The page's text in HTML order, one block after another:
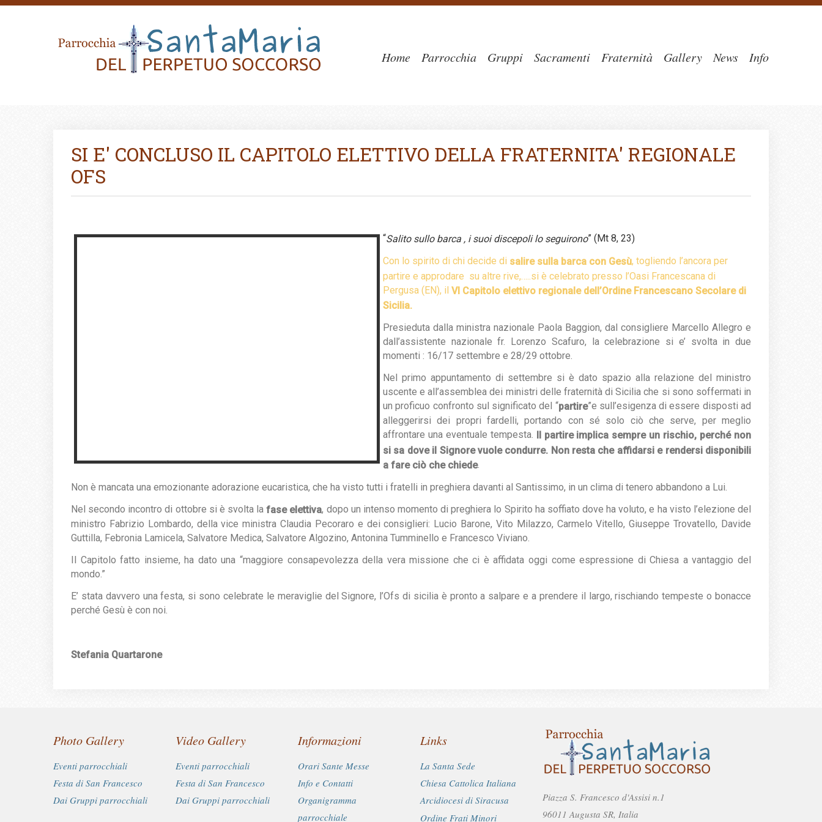
Home Parrocchia Gruppi Sacramenti Fraternità Gallery News Info
SI E' CONCLUSO IL CAPITOLO ELETTIVO DELLA FRATERNITA' REGIONALE
OFS
“Salito sullo barca , i suoi discepoli lo seguirono” (Mt 8, 23)
Con lo spirito di chi decide di salire sulla barca con Gesù, togliendo l’ancora per
partire e approdare su altre rive,…..si è celebrato presso l’Oasi Francescana di
Pergusa (EN), il VI Capitolo elettivo regionale dell’Ordine Francescano Secolare di
Sicilia.
Presieduta dalla ministra nazionale Paola Baggion, dal consigliere Marcello Allegro e
dall’assistente nazionale fr. Lorenzo Scafuro, la celebrazione si e’ svolta in due
momenti : 16/17 settembre e 28/29 ottobre.
Nel primo appuntamento di settembre si è dato spazio alla relazione del ministro
uscente e all’assemblea dei ministri delle fraternità di Sicilia che si sono soffermati in
un proficuo confronto sul significato del “partire”e sull’esigenza di essere disposti ad
alleggerirsi dei propri fardelli, portando con sé solo ciò che serve, per meglio
affrontare una eventuale tempesta.
Il partire implica sempre un rischio, perché non
si sa dove il Signore vuole condurre. Non resta che affidarsi e rendersi disponibili
a fare ciò che chiede.
Non è mancata una emozionante adorazione eucaristica, che ha visto tutti i fratelli in preghiera davanti al Santissimo, in un clima di tenero abbandono a Lui.
Nel secondo incontro di ottobre si è svolta lafase elettiva, dopo un intenso momento di preghiera lo Spirito ha soffiato dove ha voluto, e ha visto l’elezione del
ministro Fabrizio Lombardo, della vice ministra Claudia Pecoraro e dei consiglieri: Lucio Barone, Vito Milazzo, Carmelo Vitello, Giuseppe Trovatello, Davide
Guttilla, Febronia Lamicela, Salvatore Medica, Salvatore Algozino, Antonina Tumminello e Francesco Viviano.
Il Capitolo fatto insieme, ha dato una “maggiore consapevolezza della vera missione che ci è affidata oggi come espressione di Chiesa a vantaggio del
mondo.”
E’ stata davvero una festa, si sono celebrate le meraviglie del Signore, l’Ofs di sicilia è pronto a salpare e a prendere il largo, rischiando tempeste o bonacce
perché Gesù è con noi.
Stefania Quartarone
Photo Gallery
Eventi parrocchiali
Festa di San Francesco
Dai Gruppi parrocchiali
Video Gallery
Eventi parrocchiali
Festa di San Francesco
Dai Gruppi parrocchiali
Informazioni
Orari Sante Messe
Info e Contatti
Organigramma
parrocchiale
Links
La Santa Sede
Chiesa Cattolica Italiana
Arcidiocesi di Siracusa
Ordine Frati Minori
Piazza S. Francesco d'Assisi n.1
96011 Augusta SR, Italia